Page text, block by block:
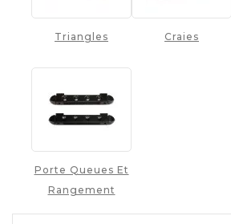
Triangles Craies
Porte Queues Et
Rangement